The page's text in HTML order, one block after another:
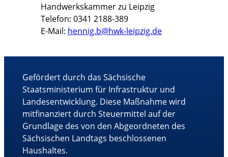
Handwerkskammer zu Leipzig
Telefon: 0341 2188-389
E-Mail: hennig.b@hwk-leipzig.de
Gefördert durch das Sächsische
Staatsministerium für Infrastruktur und
Landesentwicklung. Diese Maßnahme wird
mitfinanziert durch Steuermittel auf der
Grundlage des von den Abgeordneten des
Sächsischen Landtags beschlossenen
Haushaltes.